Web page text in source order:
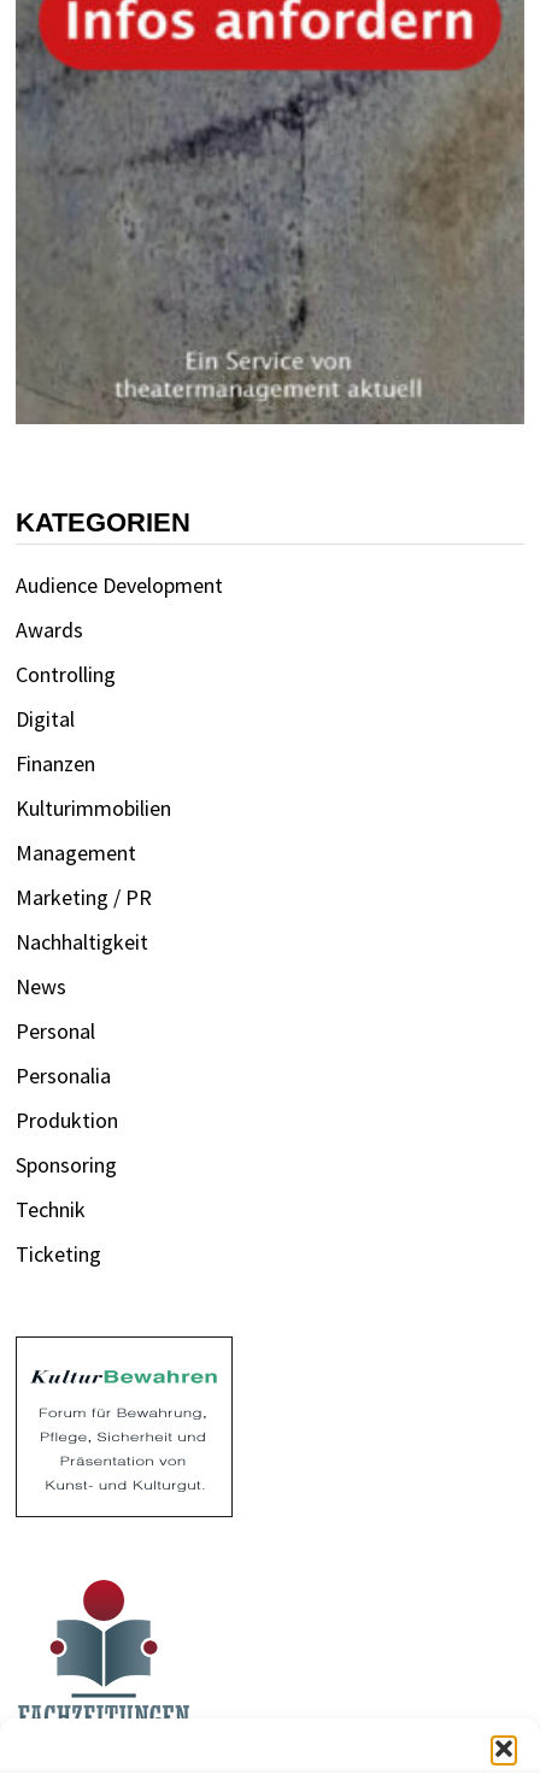
KATEGORIEN
Audience Development
Awards
Controlling
Digital
Finanzen
Kulturimmobilien
Management
Marketing / PR
Nachhaltigkeit
News
Personal
Personalia
Produktion
Sponsoring
Technik
Ticketing